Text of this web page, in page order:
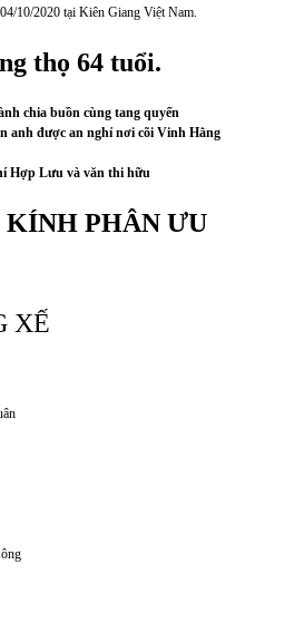
10/2020 tại Kiên Giang Việt Nam.
thọ 64 tuổi.
chia buồn cùng tang quyến
anh được an nghỉ nơi cõi Vinh Hằng
Hợp Lưu và văn thi hữu
PHÂN ƯU
XẾ